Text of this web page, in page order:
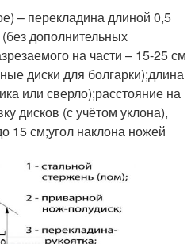
– перекладина длиной 0,5
дополнительных
на части – 15-25 см
диски для болгарки);длина
или сверло);расстояние на
дисков (с учётом уклона),
15 см;угол наклона ножей